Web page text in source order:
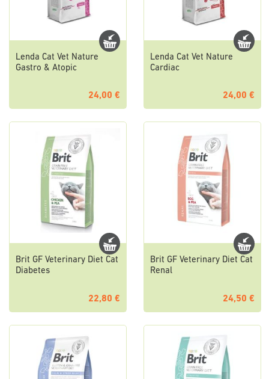
Lenda Cat Vet Nature
Gastro & Atopic
24,00 €
Lenda Cat Vet Nature
Cardiac
24,00 €
Brit GF Veterinary Diet Cat
Diabetes
22,80 €
Brit GF Veterinary Diet Cat
Renal
24,50 €